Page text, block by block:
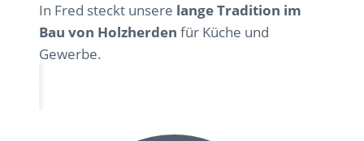
In Fred steckt unsere lange Tradition im
Bau von Holzherden für Küche und
Gewerbe.